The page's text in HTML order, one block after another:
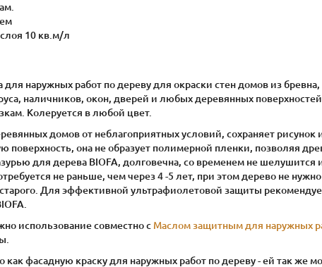
10 кв.м/л
для наружных работ по дереву для окраски стен домов из бревна,
наличников, окон, дверей и любых деревянных
Колеруется в любой цвет.
домов от неблагоприятных условий, сохраняет рисунок
поверхность, она не образует полимерной пленки, позволяя
для дерева BIOFA, долговечна, со временем не шелушится
не раньше, чем через 4 -5 лет, при этом дерево не
Для эффективной ультрафиолетовой защиты
использование совместно с Маслом защитным для наружных
как фасадную краску для наружных работ по дереву - ей так же